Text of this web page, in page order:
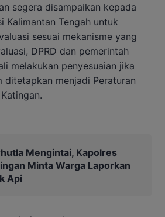
segera disampaikan kepada
Kalimantan Tengah untuk
sesuai mekanisme yang
DPRD dan pemerintah
melakukan penyesuaian jika
ditetapkan menjadi Peraturan
Mengintai, Kapolres
Minta Warga Laporkan
Api